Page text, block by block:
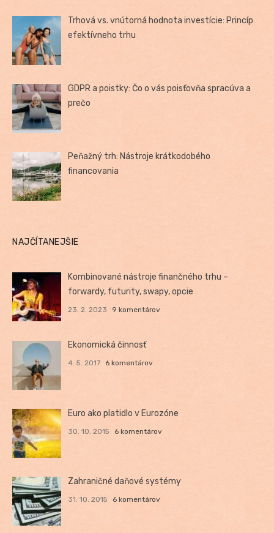
Trhová vs. vnútorná hodnota investície: Princíp
efektívneho trhu
GDPR a poistky: Čo o vás poisťovňa spracúva a
prečo
Peňažný trh: Nástroje krátkodobého
financovania
NAJČÍTANEJŠIE
Kombinované nástroje finančného trhu –
forwardy, futurity, swapy, opcie
23. 2. 2023 9 komentárov
Ekonomická činnosť
4. 5. 2017 6 komentárov
Euro ako platidlo v Eurozóne
30. 10. 2015 6 komentárov
Zahraničné daňové systémy
31. 10. 2015 6 komentárov